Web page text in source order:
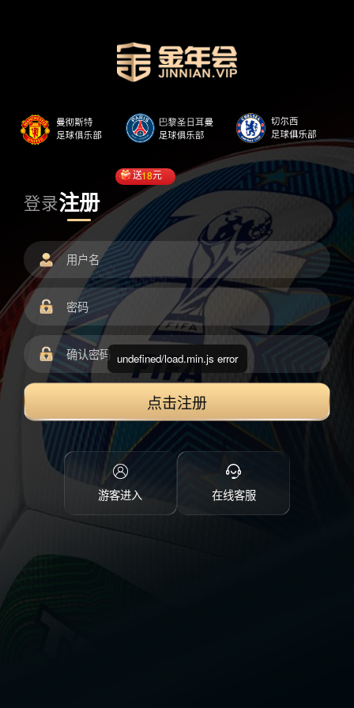
登录注册
送18元
点击注册
游客进入 在线客服
undefined/load.min.js error